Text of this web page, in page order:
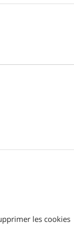
les cookies